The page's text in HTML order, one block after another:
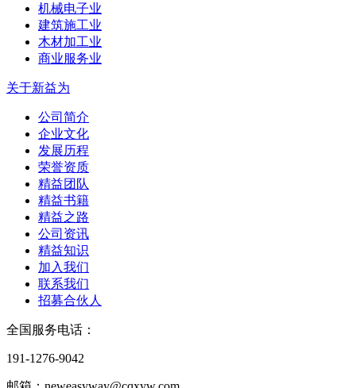
机械电子业
建筑施工业
木材加工业
商业服务业
关于新益为
公司简介
企业文化
发展历程
荣誉资质
精益团队
精益书籍
精益之路
公司资讯
精益知识
加入我们
联系我们
招募合伙人
全国服务电话：
191-1276-9042